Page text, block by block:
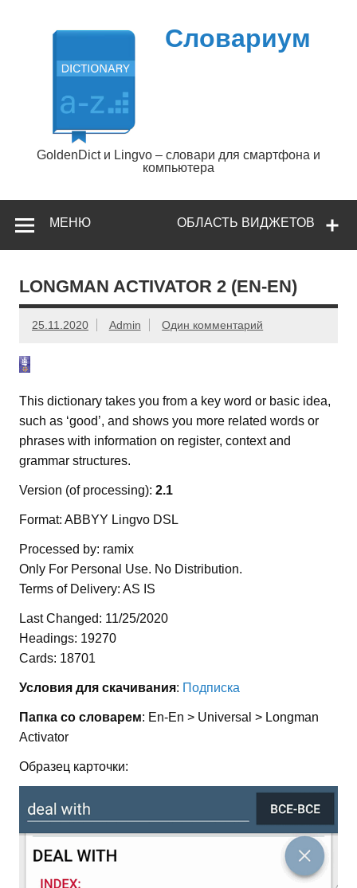
содержимому
Словариум
GoldenDict и Lingvo – словари для смартфона и
компьютера
ОБЛАСТЬ ВИДЖЕТОВ
МЕНЮ
LONGMAN ACTIVATOR 2 (EN-EN)
25.11.2020 Admin Один комментарий
This dictionary takes you from a key word or basic idea,
such as ‘good’, and shows you more related words or
phrases with information on register, context and
grammar structures.
Version (of processing): 2.1
Format: ABBYY Lingvo DSL
Processed by: ramix
Only For Personal Use. No Distribution.
Terms of Delivery: AS IS
Last Changed: 11/25/2020
Headings: 19270
Cards: 18701
Условия для скачивания: Подписка
Папка со словарем: En-En > Universal > Longman
Activator
Образец карточки: